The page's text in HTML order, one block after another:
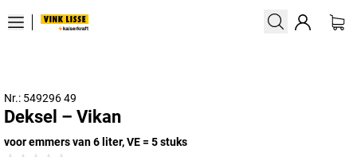
Nr.: 549296 49
Deksel – Vikan
voor emmers van 6 liter, VE = 5 stuks